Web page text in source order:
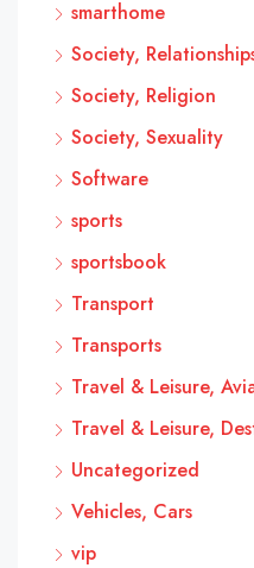
smarthome
Society,
Society, Religion
Society, Sexuality
Software
sports
sportsbook
Transport
Transports
Travel & Leisure,
Travel & Leisure,
Uncategorized
Vehicles, Cars
vip